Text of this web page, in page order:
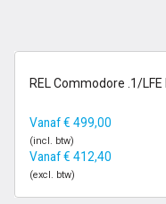
op voorraad
REL Commodore .1/
Vanaf€ 499,00
(incl. btw)
Vanaf€ 412,40
(excl. btw)